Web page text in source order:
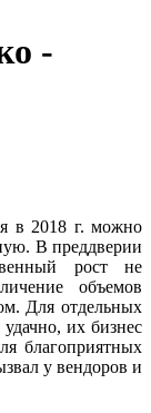
-
в 2018 г. можно
В преддверии
рост не
объемов
Для отдельных
их бизнес
благоприятных
у вендоров и